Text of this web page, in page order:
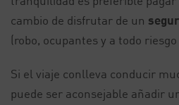
cambio de disfrutar de un
(robo, ocupantes y a todo
Si el viaje conlleva conducir
puede ser aconsejable añadir